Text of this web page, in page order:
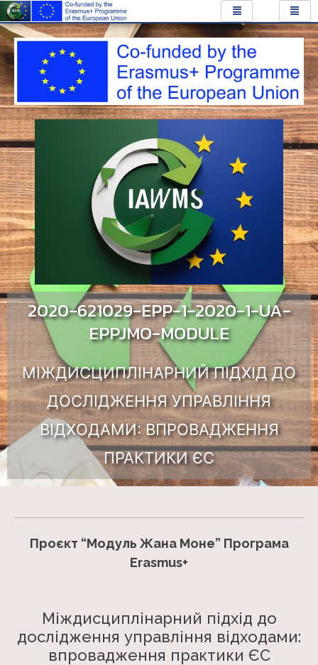
2020-621029-EPP-1-2020-1-UA-
EPPJMO-MODULE
МІЖДИСЦИПЛІНАРНИЙ ПІДХІД ДО
ДОСЛІДЖЕННЯ УПРАВЛІННЯ
ВІДХОДАМИ: ВПРОВАДЖЕННЯ
ПРАКТИКИ ЄС
Проєкт “Модуль Жана Моне” Програма
Erasmus+
Міждисциплінарний підхід до
дослідження управління відходами:
впровадження практики ЄС